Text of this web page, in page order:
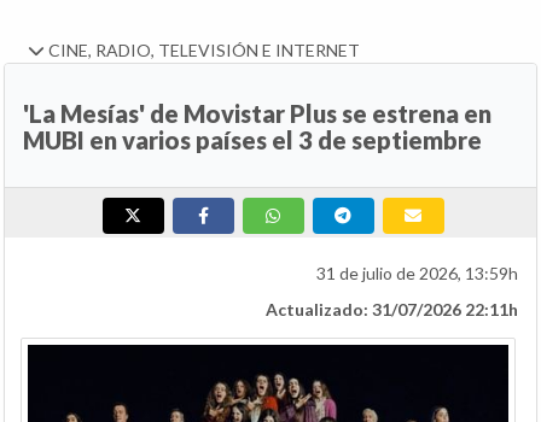
CINE, RADIO, TELEVISIÓN E INTERNET
'La Mesías' de Movistar Plus se estrena en
MUBI en varios países el 3 de septiembre
31 de julio de 2026, 13:59h
Actualizado: 31/07/2026 22:11h